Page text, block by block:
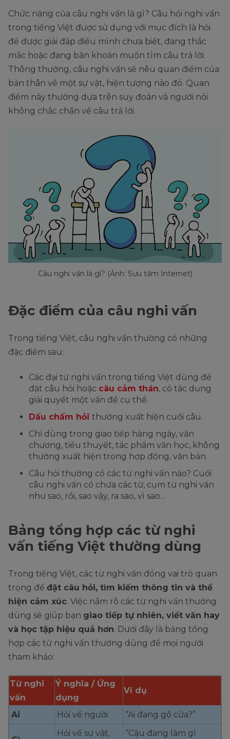
Chức năng của câu nghi vấn là gì? Câu hỏi nghi vấn
trong tiếng Việt được sử dụng với mục đích là hỏi
để được giải đáp điều mình chưa biết, đang thắc
mắc hoặc đang băn khoăn muốn tìm câu trả lời.
Thông thường, câu nghi vấn sẽ nêu quan điểm của
bản thân về một sự vật, hiện tượng nào đó. Quan
điểm này thường dựa trên suy đoán và người nói
không chắc chắn về câu trả lời.
Câu nghi vấn là gì? (Ảnh: Sưu tầm Internet)
Đặc điểm của câu nghi vấn
Trong tiếng Việt, câu nghi vấn thường có những
đặc điểm sau:
Các đại từ nghi vấn trong tiếng Việt dùng để
đặt câu hỏi hoặc câu cảm thán, có tác dụng
giải quyết một vấn đề cụ thể.
Dấu chấm hỏi thường xuất hiện cuối câu.
Chỉ dùng trong giao tiếp hàng ngày, văn
chương, tiểu thuyết, tác phẩm văn học, không
thường xuất hiện trong hợp đồng, văn bản.
Câu hỏi thường có các từ nghi vấn nào? Cuối
câu nghi vấn có chứa các từ, cụm từ nghi vấn
như sao, rồi, sao vậy, ra sao, vì sao…
Bảng tổng hợp các từ nghi
vấn tiếng Việt thường dùng
Trong tiếng Việt, các từ nghi vấn đóng vai trò quan
trọng để đặt câu hỏi, tìm kiếm thông tin và thể
hiện cảm xúc. Việc nắm rõ các từ nghi vấn thường
dùng sẽ giúp bạn giao tiếp tự nhiên, viết văn hay
và học tập hiệu quả hơn. Dưới đây là bảng tổng
hợp các từ nghi vấn thường dùng để mọi người
tham khảo:
Từ nghi
vấn
Ý nghĩa / Ứng
dụng
Ví dụ
Ai Hỏi về người “Ai đang gõ cửa?”
Hỏi về sự vật,
“Cậu đang làm gì